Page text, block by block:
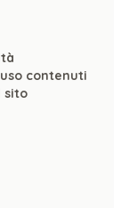
contenuti
sito